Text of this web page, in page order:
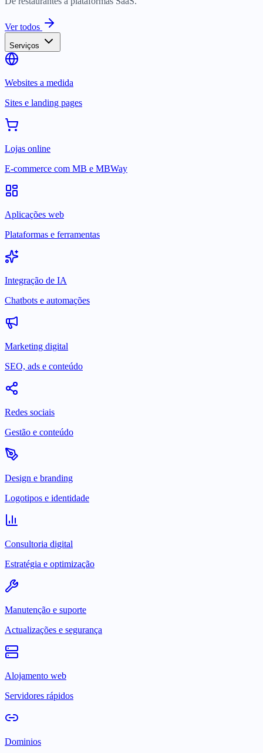
Ver todos
Serviços
Websites a medida
Sites e landing pages
Lojas online
E-commerce com MB e MBWay
Aplicações web
Plataformas e ferramentas
Integração de IA
Chatbots e automações
Marketing digital
SEO, ads e conteúdo
Redes sociais
Gestão e conteúdo
Design e branding
Logotipos e identidade
Consultoria digital
Estratégia e optimização
Manutenção e suporte
Actualizações e segurança
Alojamento web
Servidores rápidos
Dominios